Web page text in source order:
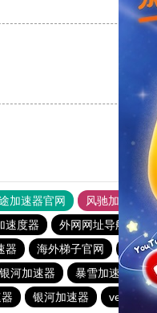
加速器官网 风驰加速器
速度器
外网网址导航
器
海外梯子官网
银河加速器
暴雪加速器
银河加速器 veee加